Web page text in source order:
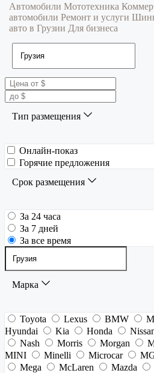
Автомобили Мототехника
автомобили Ремонт и услуги
авто в Грузии Для бизнеса
Тип размещения
Онлайн-показ
Горячие предложения
Срок размещения
За 24 часа
За 7 дней
За все время
Марка
Toyota Lexus BMW
Hyundai
Kia Honda
Nash
Morris Morgan
MINI
Minelli Microcar
Mega
McLaren Mazda